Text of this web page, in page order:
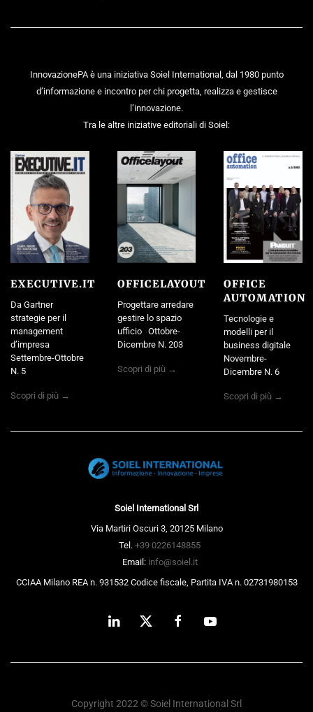
InnovazionePA è una iniziativa Soiel International, dal 1980 punto
d’informazione e incontro per chi progetta, realizza e gestisce
l’innovazione.
Tra le altre iniziative editoriali di Soiel:
EXECUTIVE.IT
Da Gartner
strategie per il
management
d’impresa
Settembre-Ottobre
N. 5
Scopri di più →
OFFICELAYOUT
Progettare arredare
gestire lo spazio
ufficio Ottobre-
Dicembre N. 203
Scopri di più →
OFFICE
AUTOMATION
Tecnologie e
modelli per il
business digitale
Novembre-
Dicembre N. 6
Scopri di più →
Soiel International Srl
Via Martiri Oscuri 3, 20125 Milano
Tel. +39 0226148855
Email: info@soiel.it
CCIAA Milano REA n. 931532 Codice fiscale, Partita IVA n. 02731980153
Copyright 2022 © Soiel International Srl